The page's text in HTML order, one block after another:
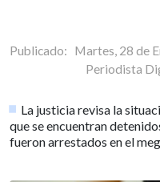
Publicado: Martes, 28 de
Periodista
La justicia revisa la
que se encuentran
fueron arrestados en el